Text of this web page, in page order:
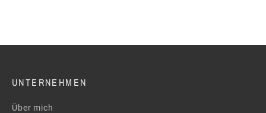
UNTERNEHMEN
Über mich